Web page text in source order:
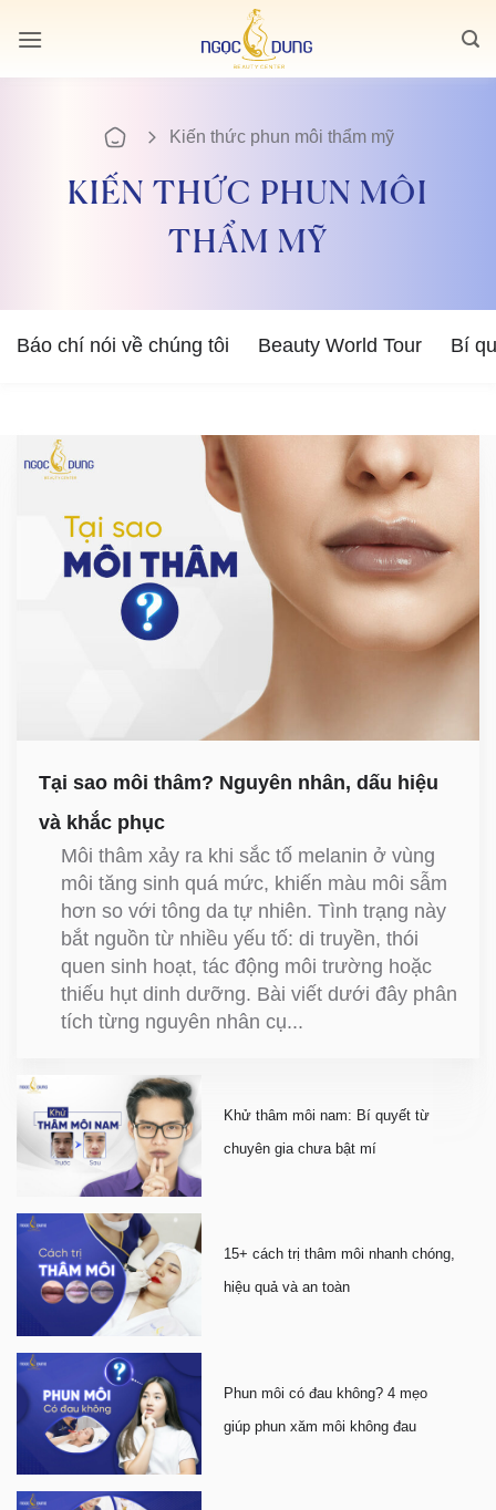
qua
Kiến thức phun môi thẩm mỹ
KIẾN THỨC PHUN MÔI
THẨM MỸ
Báo chí nói về chúng tôi Beauty World Tour Bí
Tại sao môi thâm? Nguyên nhân, dấu hiệu
và khắc phục
Môi thâm xảy ra khi sắc tố melanin ở vùng
môi tăng sinh quá mức, khiến màu môi sẫm
hơn so với tông da tự nhiên. Tình trạng này
bắt nguồn từ nhiều yếu tố: di truyền, thói
quen sinh hoạt, tác động môi trường hoặc
thiếu hụt dinh dưỡng. Bài viết dưới đây phân
tích từng nguyên nhân cụ...
Khử thâm môi nam: Bí quyết từ
chuyên gia chưa bật mí
15+ cách trị thâm môi nhanh chóng,
hiệu quả và an toàn
Phun môi có đau không? 4 mẹo
giúp phun xăm môi không đau